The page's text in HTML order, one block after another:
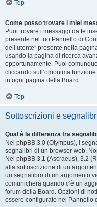
Top
Come posso trovare i miei
Puoi trovare i messaggi da te
presente nel tuo Pannello di
dell’utente” presente nella
usando la pagina di ricerca
opportunamente. Puoi
cliccando sull’omonima
in ogni pagina della Board.
Top
Sottoscrizioni e
Qual è la differenza fra
Nel phpBB 3.0 (Olympus), i
segnalibri di un browser web.
Nel phpBB 3.1 (Ascraeus), 3.2
alla sottoscrizione di un
un segnalibro di un argomento
comunicherà quando c’è un
forum della Board. Opzioni di
essere configurate nel Pannello